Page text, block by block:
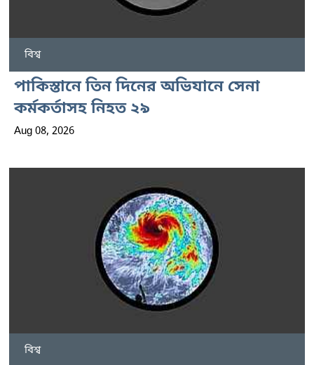
বিশ্ব
পাকিস্তানে তিন দিনের অভিযানে সেনা
কর্মকর্তাসহ নিহত ২৯
Aug 08, 2026
বিশ্ব